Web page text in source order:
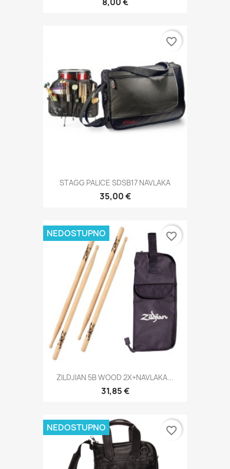
STAGG PALICE SDSB17 NAVLAKA
35,00 €
favorite_border
ZILDJIAN 5B WOOD 2X+NAVLAKA...
31,85 €
NEDOSTUPNO favorite_border
NEDOSTUPNO favorite_border